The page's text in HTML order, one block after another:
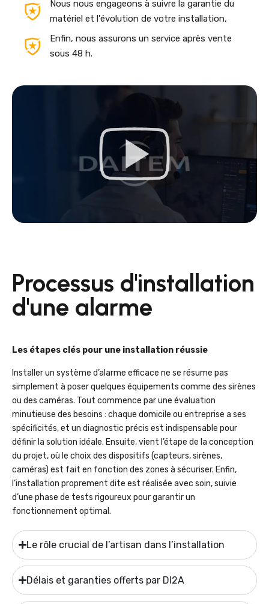
Nous nous engageons à suivre la garantie du
matériel et l'évolution de votre installation,
Enfin, nous assurons un service après vente
sous 48 h.
Processus d'installation
d'une alarme
Les étapes clés pour une installation réussie
Installer un système d’alarme efficace ne se résume pas
simplement à poser quelques équipements comme des sirènes
ou des caméras. Tout commence par une évaluation
minutieuse des besoins : chaque domicile ou entreprise a ses
spécificités, et un diagnostic précis est indispensable pour
définir la solution idéale. Ensuite, vient l’étape de la conception
du projet, où le choix des dispositifs (capteurs, sirènes,
caméras) est fait en fonction des zones à sécuriser. Enfin,
l’installation proprement dite est réalisée avec soin, suivie
d’une phase de tests rigoureux pour garantir un
fonctionnement optimal.
Le rôle crucial de l’artisan dans l’installation
Délais et garanties offerts par DI2A